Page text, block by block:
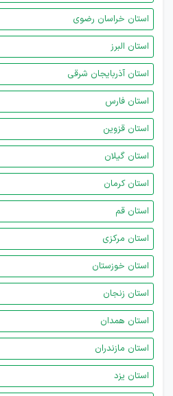
استان خراسان رضوی
استان البرز
استان آذربایجان شرقی
استان فارس
استان قزوین
استان گیلان
استان کرمان
استان قم
استان مرکزی
استان خوزستان
استان زنجان
استان همدان
استان مازندران
استان یزد